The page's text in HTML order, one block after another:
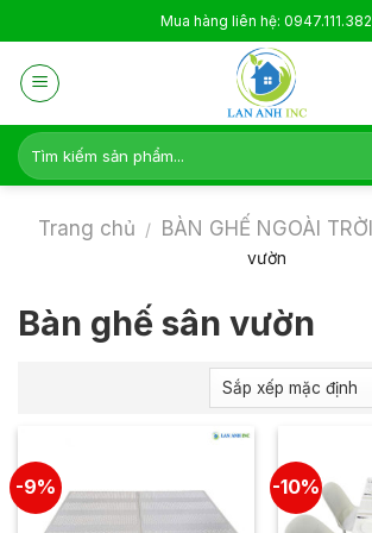
to
content
Mua hàng liên hệ: 0947.111.382
Tìm
kiếm:
Trang chủ / BÀN GHẾ NGOÀI TRỜI
vườn
Bàn ghế sân vườn
-9% -10%